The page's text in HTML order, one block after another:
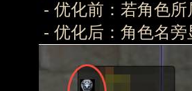
- 优化前：若角色
- 优化后：角色名